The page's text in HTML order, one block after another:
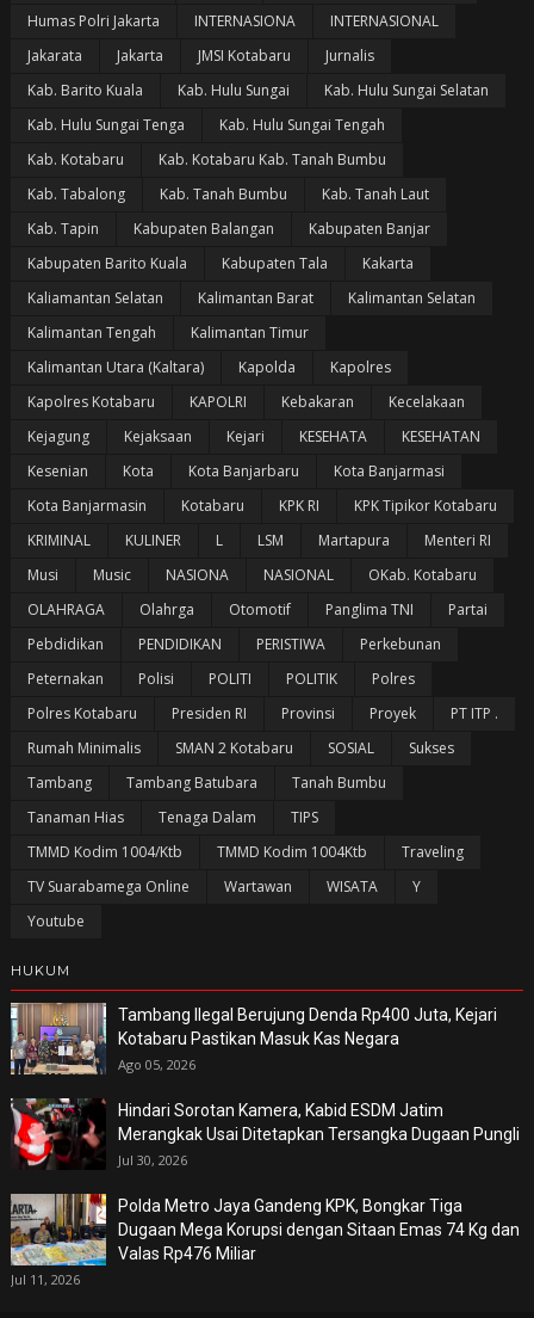
Humas Polri Jakarta
INTERNASIONA
INTERNASIONAL
Jakarata
Jakarta JMSI Kotabaru
Jurnalis
Kab. Barito Kuala
Kab. Hulu Sungai
Kab. Hulu Sungai Selatan
Kab. Hulu Sungai Tenga
Kab. Hulu Sungai Tengah
Kab. Kotabaru
Kab. Kotabaru Kab. Tanah Bumbu
Kab. Tabalong
Kab. Tanah Bumbu
Kab. Tanah Laut
Kab. Tapin
Kabupaten Balangan
Kabupaten Banjar
Kabupaten Barito Kuala
Kabupaten Tala
Kakarta
Kaliamantan Selatan
Kalimantan Barat
Kalimantan Selatan
Kalimantan Tengah
Kalimantan Timur
Kalimantan Utara (Kaltara)
Kapolda
Kapolres
Kapolres Kotabaru
KAPOLRI Kebakaran
Kecelakaan
Kejagung
Kejaksaan Kejari KESEHATA
KESEHATAN
Kesenian
Kota Kota Banjarbaru
Kota Banjarmasi
Kota Banjarmasin
Kotabaru KPK RI
KPK Tipikor Kotabaru
KRIMINAL
KULINER L LSM Martapura
Menteri RI
Musi
Music NASIONA NASIONAL
OKab. Kotabaru
OLAHRAGA
Olahrga Otomotif Panglima TNI
Partai
Pebdidikan
PENDIDIKAN PERISTIWA
Perkebunan
Peternakan
Polisi POLITI POLITIK
Polres
Polres Kotabaru
Presiden RI Provinsi Proyek
PT ITP .
Rumah Minimalis
SMAN 2 Kotabaru SOSIAL
Sukses
Tambang
Tambang Batubara
Tanah Bumbu
Tanaman Hias
Tenaga Dalam
TIPS
TMMD Kodim 1004/Ktb
TMMD Kodim 1004Ktb
Traveling
TV Suarabamega Online
Wartawan WISATA
Y
Youtube
HUKUM
Tambang Ilegal Berujung Denda Rp400 Juta, Kejari
Kotabaru Pastikan Masuk Kas Negara
Ago 05, 2026
Hindari Sorotan Kamera, Kabid ESDM Jatim
Merangkak Usai Ditetapkan Tersangka Dugaan Pungli
Jul 30, 2026
Polda Metro Jaya Gandeng KPK, Bongkar Tiga
Dugaan Mega Korupsi dengan Sitaan Emas 74 Kg dan
Valas Rp476 Miliar
Jul 11, 2026